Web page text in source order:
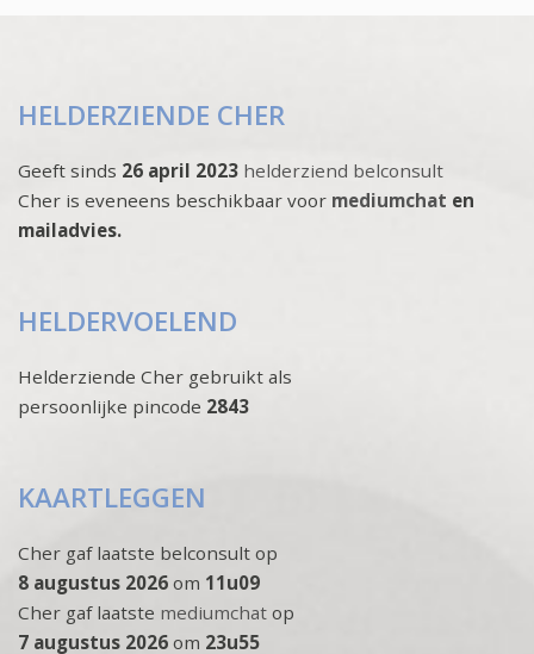
HELDERZIENDE CHER
Geeft sinds 26 april 2023 helderziend belconsult
Cher is eveneens beschikbaar voor mediumchat en
mailadvies.
HELDERVOELEND
Helderziende Cher gebruikt als
persoonlijke pincode 2843
KAARTLEGGEN
Cher gaf laatste belconsult op
8 augustus 2026 om 11u09
Cher gaf laatste mediumchat op
7 augustus 2026 om 23u55